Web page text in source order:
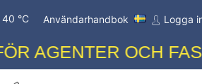
40 °C Användarhandbok Logga
AGENTER OCH